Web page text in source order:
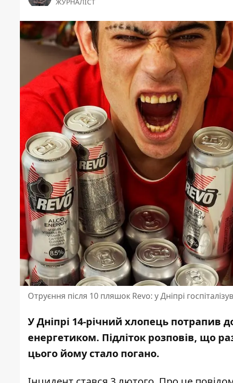
Отруєння після 10 пляшок Revo: у Дніпрі
У Дніпрі 14-річний хлопець потрапив
енергетиком. Підліток розповів, що
цього йому стало погано.